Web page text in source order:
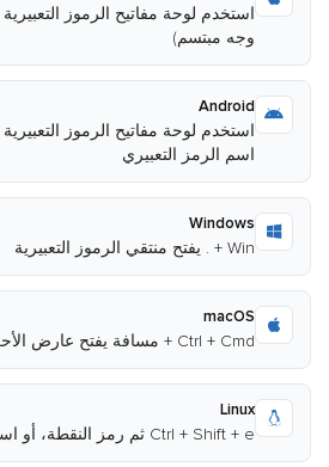
استخدم لوحة مفاتيح الرموز
وجه مبتسم)
Android
اسم الرمز التعبيري
Windows
Win + . يفتح منتقي الرموز التعبيرية
macOS
Ctrl + Cmd + مسافة يفتح عارض الأحرف
Linux
Ctrl + Shift + e ثم رمز النقطة، أو استخدم منتقي IBus